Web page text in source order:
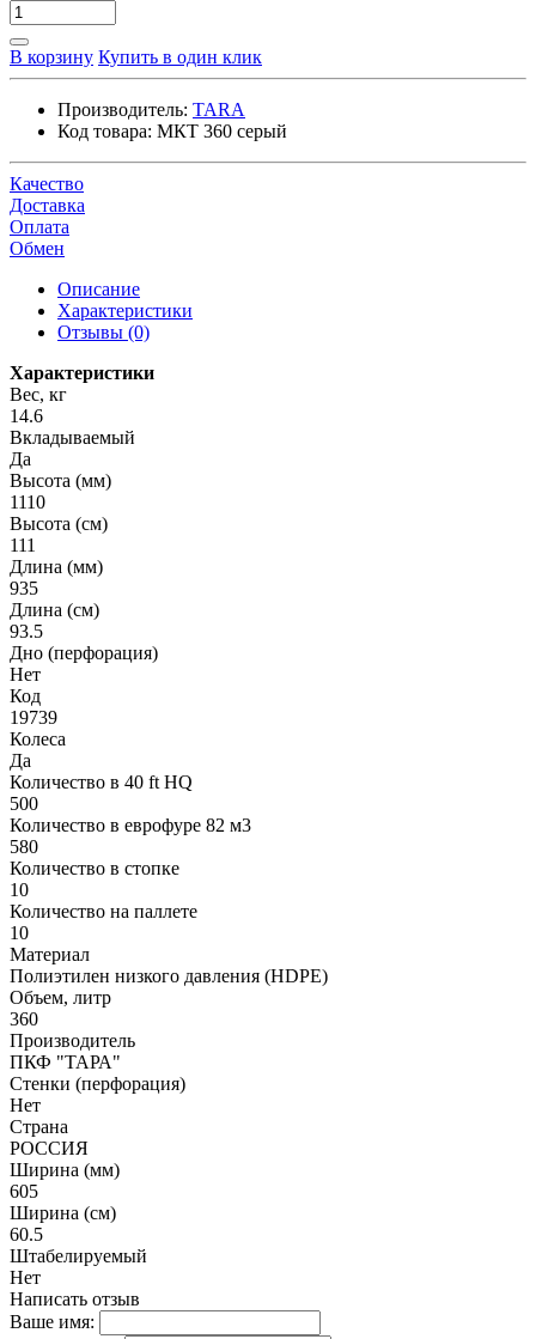
В корзину Купить в один клик
Производитель: TARA
Код товара: МКТ 360 серый
Качество
Доставка
Оплата
Обмен
Описание
Характеристики
Отзывы (0)
Характеристики
Вес, кг
14.6
Вкладываемый
Да
Высота (мм)
1110
Высота (см)
111
Длина (мм)
935
Длина (см)
93.5
Дно (перфорация)
Нет
Код
19739
Колеса
Да
Количество в 40 ft HQ
500
Количество в еврофуре 82 м3
580
Количество в стопке
10
Количество на паллете
10
Материал
Полиэтилен низкого давления (HDPE)
Объем, литр
360
Производитель
ПКФ "ТАРА"
Стенки (перфорация)
Нет
Страна
РОССИЯ
Ширина (мм)
605
Ширина (см)
60.5
Штабелируемый
Нет
Написать отзыв
Ваше имя: